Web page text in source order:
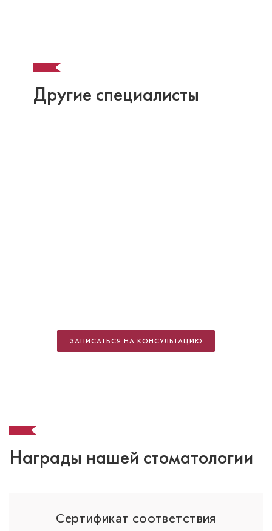
Другие специалисты
ЗАПИСАТЬСЯ НА КОНСУЛЬТАЦИЮ
Награды нашей стоматологии
Сертификат соответствия